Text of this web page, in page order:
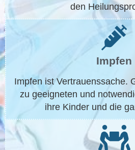
den
Impfen
Impfen ist Vertrauens­sache.
zu geeigneten und
ihre Kinder und die